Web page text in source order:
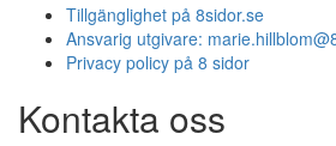
Tillgänglighet på 8sidor.se
Ansvarig utgivare:
Privacy policy på 8 sidor
Kontakta oss